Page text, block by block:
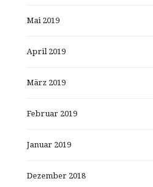
Mai 2019
April 2019
März 2019
Februar 2019
Januar 2019
Dezember 2018